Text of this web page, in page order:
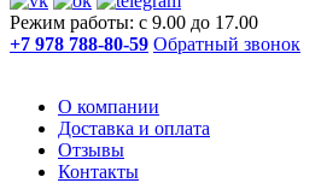
Режим работы: с 9.00 до 17.00
+7 978 788-80-59 Обратный звонок
О компании
Доставка и оплата
Отзывы
Контакты